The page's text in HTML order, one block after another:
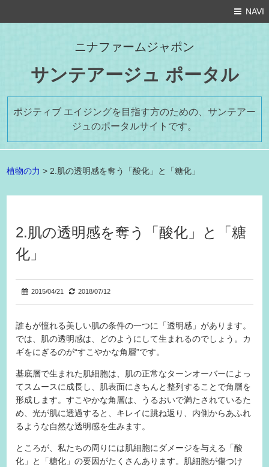
NAVI
ニナファームジャポン
サンテアージュ ポータル
ポジティブ エイジングを目指す方のための、サンテアー
ジュのポータルサイトです。
植物の力 > 2.肌の透明感を奪う「酸化」と「糖化」
2.肌の透明感を奪う「酸化」と「糖
化」
2015/04/21 2018/07/12
誰もが憧れる美しい肌の条件の一つに「透明感」があります。
では、肌の透明感は、どのようにして生まれるのでしょう。カ
ギをにぎるのが“すこやかな角層”です。
基底層で生まれた肌細胞は、肌の正常なターンオーバーによっ
てスムースに成長し、肌表面にきちんと整列することで角層を
形成します。すこやかな角層は、うるおいで満たされているた
め、光が肌に透過すると、キレイに跳ね返り、内側からあふれ
るような自然な透明感を生みます。
ところが、私たちの周りには肌細胞にダメージを与える「酸
化」と「糖化」の要因がたくさんあります。肌細胞が傷つけ